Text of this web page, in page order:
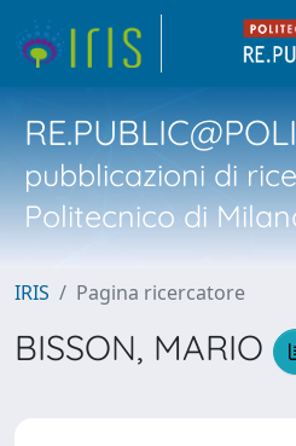
pubblicazioni di
Politecnico di
IRIS Pagina ricercatore
BISSON, MARIO